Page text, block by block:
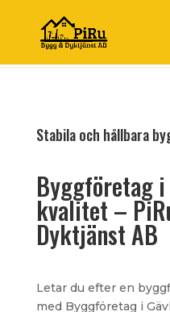
Stabila och hållbara
Byggföretag i
kvalitet –
Dyktjänst AB
Letar du efter en
med Byggföretag i